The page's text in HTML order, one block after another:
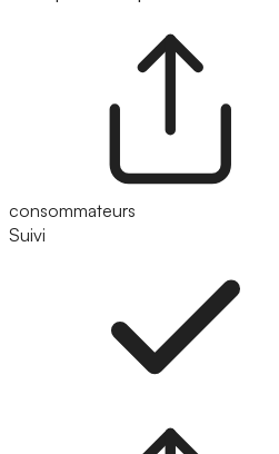
consommateurs
Suivi